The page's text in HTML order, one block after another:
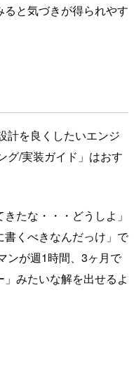
と気づきが得られやす
計を良くしたいエンジ
グ/実装ガイド」はおす
たな・・・どうしよ」
書くべきなんだっけ」で
ンが週1時間、3ヶ月で
」みたいな解を出せるよ